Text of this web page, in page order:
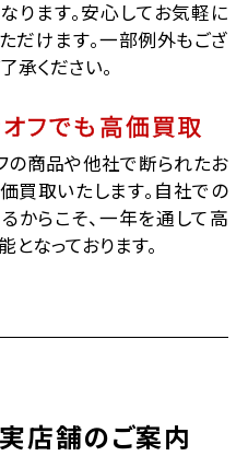
ります。安心してお気軽に
だけます。一部例外もござ
承ください。
フでも高価買取
の商品や他社で断られたお
買取いたします。自社での
からこそ、一年を通して高
なっております。
店舗のご案内